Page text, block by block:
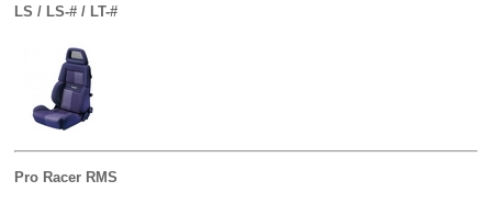
LS / LS-# / LT-#
Pro Racer RMS